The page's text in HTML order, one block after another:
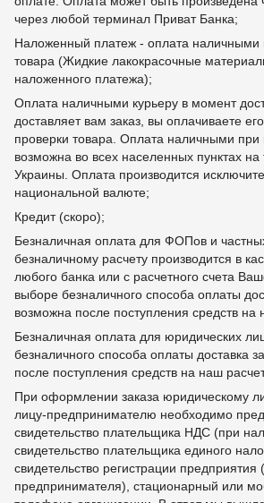
через любой терминал Приват Банка;
Наложенный платеж - оплата наличными
товара (Жидкие лакокрасочные
наложенного платежа);
Оплата наличными курьеру в момент
доставляет вам заказ, вы оплачиваете
проверки товара. Оплата наличными при
возможна во всех населенных пунктах на
Украины. Оплата производится
национальной валюте;
Кредит (скоро);
Безналичная оплата для ФОПов и
безналичному расчету производится в
любого банка или с расчетного счета
выборе безналичного способа оплаты
возможна после поступления средств на
Безналичная оплата для юридических
безналичного способа оплаты доставка
после поступления средств на наш
При оформлении заказа юридическому
лицу-предпринимателю необходимо
свидетельство плательщика НДС (при
свидетельство плательщика единого
свидетельство регистрации предприятия
предпринимателя), стационарный или